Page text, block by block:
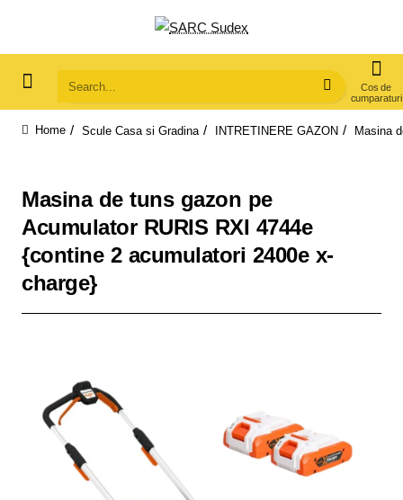
Search...
Scule Casa si Gradina INTRETINERE GAZON Masina
Masina de tuns gazon pe
Acumulator RURIS RXI 4744e
{contine 2 acumulatori 2400e x-
charge}